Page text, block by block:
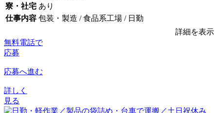
寮・社宅 あり
仕事内容 包装・製造 / 食品系工場 / 日勤
詳細を表示
無料電話で
応募
応募へ進む
詳しく
見る